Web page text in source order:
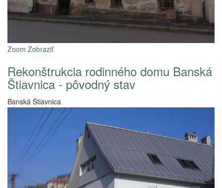
Zoom Zobraziť
Rekonštrukcia rodinného domu Banská
Štiavnica - pôvodný stav
Banská Štiavnica